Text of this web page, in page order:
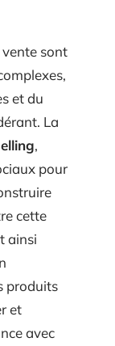
vente sont
et du
La
,
pour
cette
ainsi
produits
et
avec